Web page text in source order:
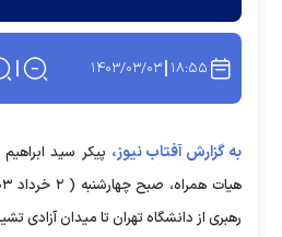
۱۸:۵۵ ۱۴۰۳/۰۳/۰۳
به گزارش آفتاب نیوز، پیکر سید
رهبری از دانشگاه تهران تا میدان آزادی